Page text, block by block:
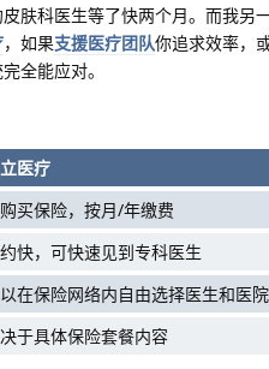
肤科医生等了快两个月。而我另
，如果支援医疗团队你追求效率，
全能应对。
医疗
买保险，按月/年缴费
快，可快速见到专科医生
在保险网络内自由选择医生和医院
于具体保险套餐内容